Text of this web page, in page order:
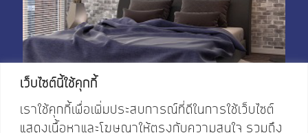
เว็บไซต์นี้ใช้คุกกี้
เราใช้คุกกี้เพื่อเพิ่มประสบการณ์ที่ดีในการใช้เว็บไซต์
แสดงเนื้อหาและโฆษณาให้ตรงกับความสนใจ รวมถึง
My Account Shop With Stevens Cart Payment